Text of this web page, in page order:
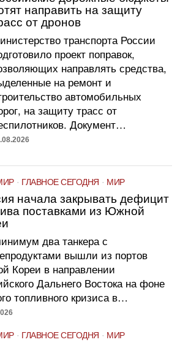
направить на защиту
от дронов
транспорта России
проект поправок,
направлять средства,
на ремонт и
автомобильных
на защиту трасс от
Документ…
· ГЛАВНОЕ СЕГОДНЯ · МИР
начала закрывать дефицит
поставками из Южной
два танкера с
вышли из портов
Кореи в направлении
Дальнего Востока на фоне
топливного кризиса в…
· ГЛАВНОЕ СЕГОДНЯ · МИР